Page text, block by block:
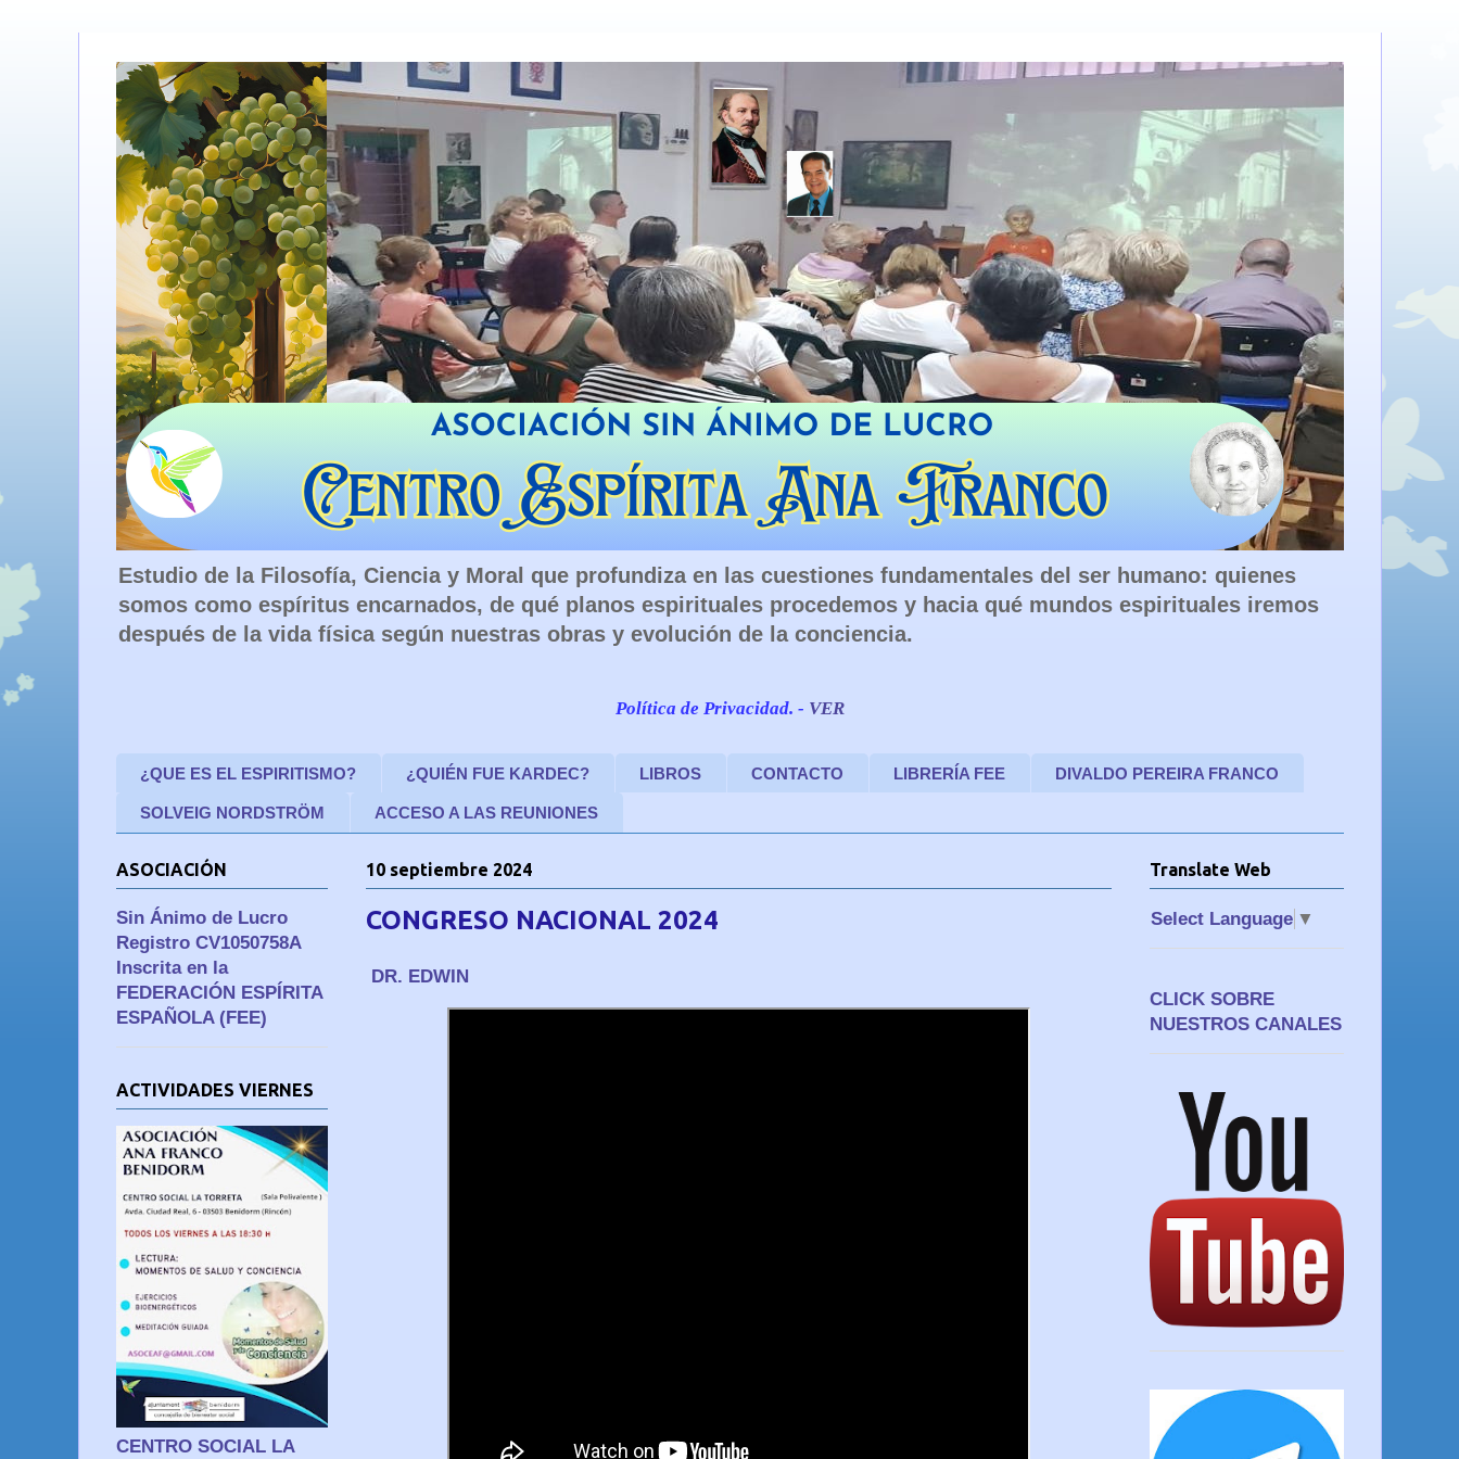
Estudio de la Filosofía, Ciencia y Moral que profundiza en las cuestiones fundamentales del ser humano: quienes
somos como espíritus encarnados, de qué planos espirituales procedemos y hacia qué mundos espirituales iremos
después de la vida física según nuestras obras y evolución de la conciencia.
Política de Privacidad. - VER
¿QUE ES EL ESPIRITISMO? ¿QUIÉN FUE KARDEC? LIBROS CONTACTO LIBRERÍA FEE DIVALDO PEREIRA FRANCO
SOLVEIG NORDSTRÖM ACCESO A LAS REUNIONES
10 septiembre 2024
CONGRESO NACIONAL 2024
DR. EDWIN
ASOCIACIÓN
Sin Ánimo de Lucro
Registro CV1050758A
Inscrita en la
FEDERACIÓN ESPÍRITA
ESPAÑOLA (FEE)
ACTIVIDADES VIERNES
CENTRO SOCIAL LA
Translate Web
Select Language ▼
CLICK SOBRE
NUESTROS CANALES